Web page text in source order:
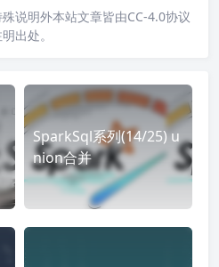
说明外本站文章皆由CC-4.0协议
出处。
SparkSql系列(14/25) u
nion合并